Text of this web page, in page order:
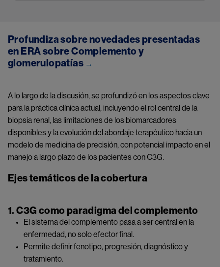
Profundiza sobre novedades presentadas
en ERA sobre Complemento y
glomerulopatías →
A lo largo de la discusión, se profundizó en los aspectos clave
para la práctica clínica actual, incluyendo el rol central de la
biopsia renal, las limitaciones de los biomarcadores
disponibles y la evolución del abordaje terapéutico hacia un
modelo de medicina de precisión, con potencial impacto en el
manejo a largo plazo de los pacientes con C3G.
Ejes temáticos de la cobertura
1. C3G como paradigma del complemento
El sistema del complemento pasa a ser central en la
enfermedad, no solo efector final.
Permite definir fenotipo, progresión, diagnóstico y
tratamiento.